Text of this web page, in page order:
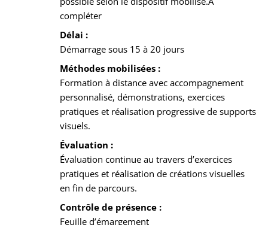
compléter
Délai :
Démarrage sous 15 à 20 jours
Méthodes mobilisées :
Formation à distance avec accompagnement
personnalisé, démonstrations, exercices
pratiques et réalisation progressive de supports
visuels.
Évaluation :
Évaluation continue au travers d’exercices
pratiques et réalisation de créations visuelles
en fin de parcours.
Contrôle de présence :
Feuille d’émargement